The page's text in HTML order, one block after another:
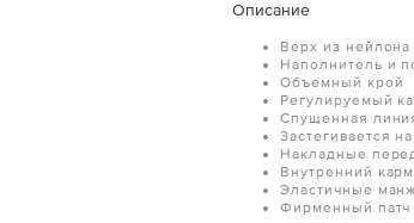
Описание
Верх из нейлона
Наполнитель и
Объемный крой
Регулируемый
Спущенная
Застегивается
Накладные
Внутренний
Эластичные
Фирменный патч